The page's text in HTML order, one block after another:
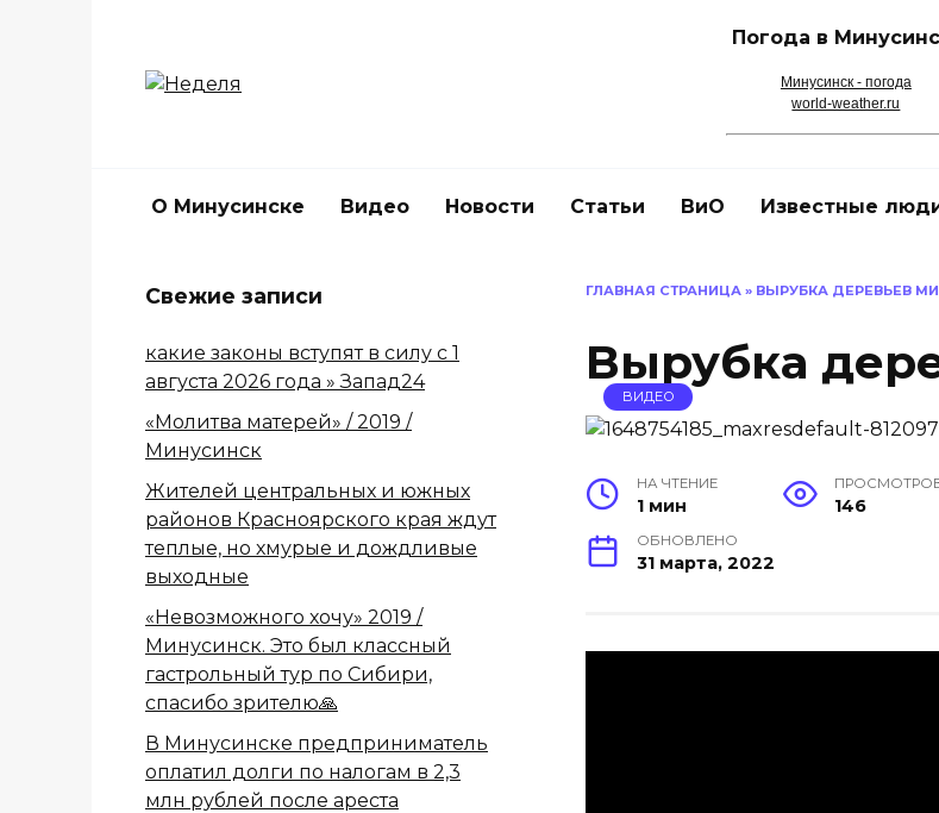
Погода в
Минусинск - погода
world-weather.ru
О Минусинске Видео Новости Статьи ВиО Известные
ГЛАВНАЯ СТРАНИЦА » ВЫРУБКА ДЕРЕВЬЕВ
Вырубка
ВИДЕО
НА ЧТЕНИЕ
1 мин 146
ОБНОВЛЕНО
31 марта, 2022
Свежие записи
какие законы вступят в силу с 1
августа 2026 года » Запад24
«Молитва матерей» / 2019 /
Минусинск
Жителей центральных и южных
районов Красноярского края ждут
теплые, но хмурые и дождливые
выходные
«Невозможного хочу» 2019 /
Минусинск. Это был классный
гастрольный тур по Сибири,
спасибо зрителю🙏
В Минусинске предприниматель
оплатил долги по налогам в 2,3
млн рублей после ареста